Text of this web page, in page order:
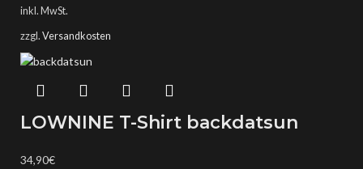
inkl. MwSt.
zzgl. Versandkosten
LOWNINE T-Shirt backdatsun
34,90€